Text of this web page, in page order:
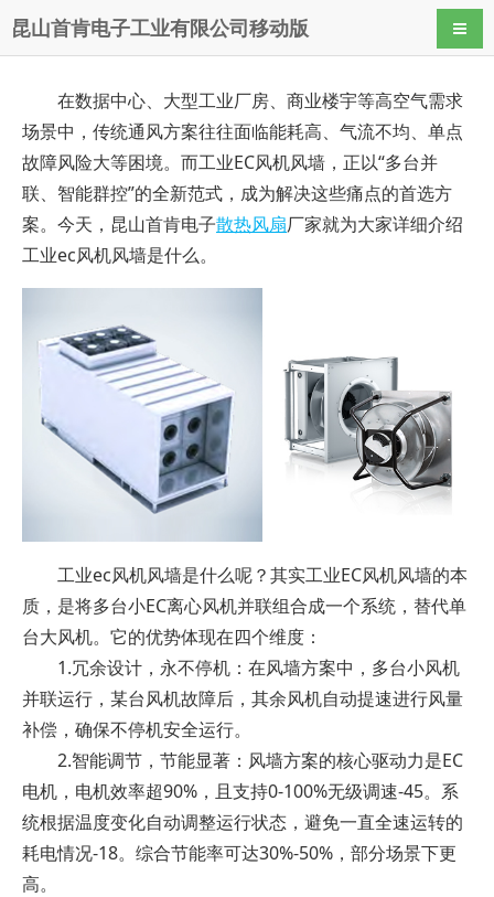
昆山首肯电子工业有限公司移动版 导航
在数据中心、大型工业厂房、商业楼宇等高空气需求
场景中，传统通风方案往往面临能耗高、气流不均、单点
故障风险大等困境。而工业EC风机风墙，正以“多台并
联、智能群控”的全新范式，成为解决这些痛点的首选方
案。今天，昆山首肯电子散热风扇厂家就为大家详细介绍
工业ec风机风墙是什么。
工业ec风机风墙是什么呢？其实工业EC风机风墙的本
质，是将多台小EC离心风机并联组合成一个系统，替代单
台大风机。它的优势体现在四个维度：
1.冗余设计，永不停机：在风墙方案中，多台小风机
并联运行，某台风机故障后，其余风机自动提速进行风量
补偿，确保不停机安全运行。
2.智能调节，节能显著：风墙方案的核心驱动力是EC
电机，电机效率超90%，且支持0-100%无级调速-45。系
统根据温度变化自动调整运行状态，避免一直全速运转的
耗电情况-18。综合节能率可达30%-50%，部分场景下更
高。